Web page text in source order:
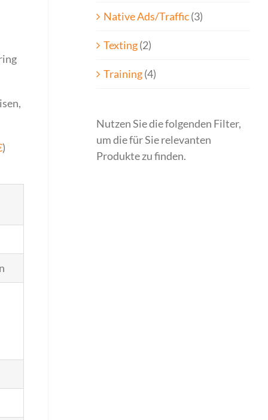
)
Native Ads/Traffic(3)
Texting(2)
Training(4)
Nutzen Sie die folgenden Filter,
um die für Sie relevanten
Produkte zu finden.